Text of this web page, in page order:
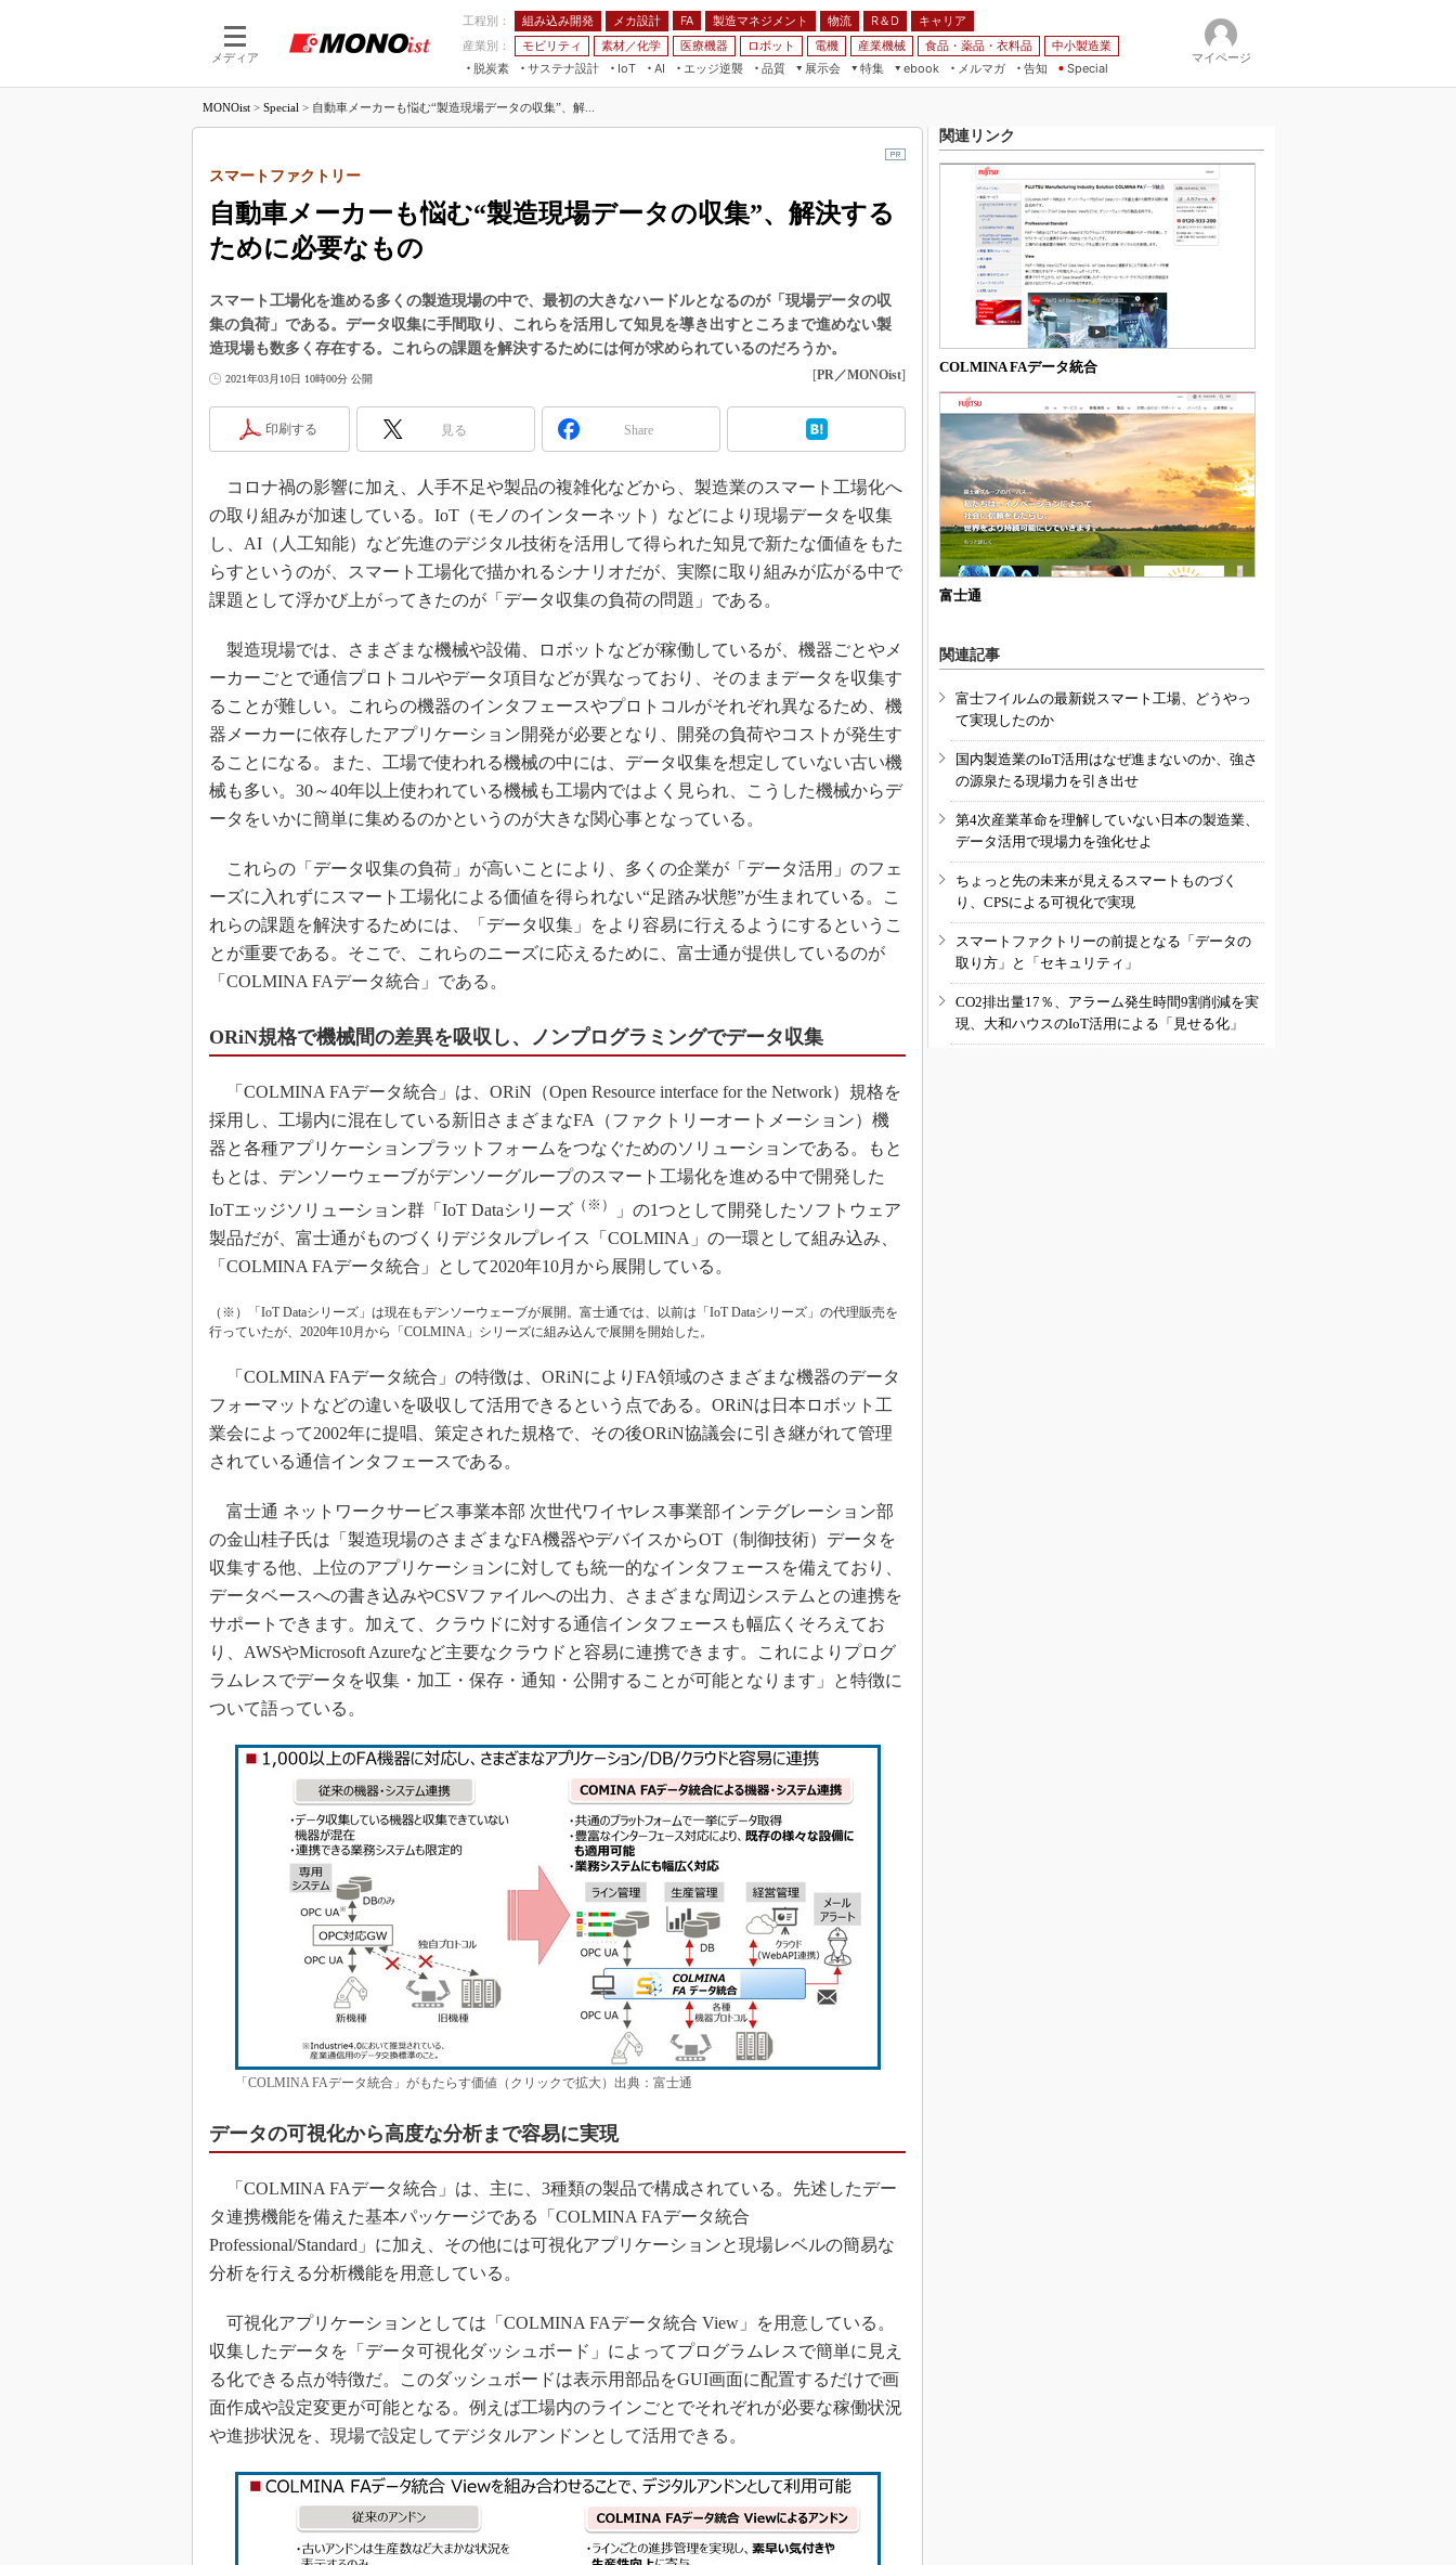
メディア
工程別： 組み込み開発 メカ設計 FA 製造マネジメント 物流 R＆D
キャリア
産業別：
モビリティ 素材／化学 医療機器 ロボット 電機 産業機械 食品・薬品・衣料品
中小製造業
脱炭素
サステナ設計
IoT
つながる工場
AI
AI×設備保全
エッジ逆襲 品質
展示会
JIMTOF
IIFES
TECHNO-FRONTIER
人テク展
EdgeTech+
産業オープンネット展
特集
つながるクルマ
フィールドサービス
組み込み画像技術
組み込みモデリング
Windows Embedded
ISO26262
3Dプリンタ
デジタルツインとCAE
インダストリー4.0
製造業ビッグデータ
植物工場
知財マネジメント
海外生産
グローバル設計・開発
制御セキュリティ
新型コロナへの対応
ebook
メカ設計
モビリティ
メルマガ
告知 Special
マイページ
MONOist > Special > 自動車メーカーも悩む“製造現場データの収集”、解...
自動車メーカーも悩む“製造現場データの収集”、解決する
ために必要なもの
スマートファクトリー
スマート工場化を進める多くの製造現場の中で、最初の大きなハードルとなるのが「現場データの収
集の負荷」である。データ収集に手間取り、これらを活用して知見を導き出すところまで進めない製
造現場も数多く存在する。これらの課題を解決するためには何が求められているのだろうか。
2021年03月10日 10時00分 公開 [PR／MONOist]
印刷する 見る Share
コロナ禍の影響に加え、人手不足や製品の複雑化などから、製造業のスマート工場化へ
の取り組みが加速している。IoT（モノのインターネット）などにより現場データを収集
し、AI（人工知能）など先進のデジタル技術を活用して得られた知見で新たな価値をもた
らすというのが、スマート工場化で描かれるシナリオだが、実際に取り組みが広がる中で
課題として浮かび上がってきたのが「データ収集の負荷の問題」である。
製造現場では、さまざまな機械や設備、ロボットなどが稼働しているが、機器ごとやメ
ーカーごとで通信プロトコルやデータ項目などが異なっており、そのままデータを収集す
ることが難しい。これらの機器のインタフェースやプロトコルがそれぞれ異なるため、機
器メーカーに依存したアプリケーション開発が必要となり、開発の負荷やコストが発生す
ることになる。また、工場で使われる機械の中には、データ収集を想定していない古い機
械も多い。30～40年以上使われている機械も工場内ではよく見られ、こうした機械からデ
ータをいかに簡単に集めるのかというのが大きな関心事となっている。
これらの「データ収集の負荷」が高いことにより、多くの企業が「データ活用」のフェ
ーズに入れずにスマート工場化による価値を得られない“足踏み状態”が生まれている。こ
れらの課題を解決するためには、「データ収集」をより容易に行えるようにするというこ
とが重要である。そこで、これらのニーズに応えるために、富士通が提供しているのが
「COLMINA FAデータ統合」である。
ORiN規格で機械間の差異を吸収し、ノンプログラミングでデータ収集
「COLMINA FAデータ統合」は、ORiN（Open Resource interface for the Network）規格を
採用し、工場内に混在している新旧さまざまなFA（ファクトリーオートメーション）機
器と各種アプリケーションプラットフォームをつなぐためのソリューションである。もと
もとは、デンソーウェーブがデンソーグループのスマート工場化を進める中で開発した
IoTエッジソリューション群「IoT Dataシリーズ （※）
」の1つとして開発したソフトウェア
製品だが、富士通がものづくりデジタルプレイス「COLMINA」の一環として組み込み、
「COLMINA FAデータ統合」として2020年10月から展開している。
（※）「IoT Dataシリーズ」は現在もデンソーウェーブが展開。富士通では、以前は「IoT Dataシリーズ」の代理販売を
行っていたが、2020年10月から「COLMINA」シリーズに組み込んで展開を開始した。
「COLMINA FAデータ統合」の特徴は、ORiNによりFA領域のさまざまな機器のデータ
フォーマットなどの違いを吸収して活用できるという点である。ORiNは日本ロボット工
業会によって2002年に提唱、策定された規格で、その後ORiN協議会に引き継がれて管理
されている通信インタフェースである。
富士通 ネットワークサービス事業本部 次世代ワイヤレス事業部インテグレーション部
の金山桂子氏は「製造現場のさまざまなFA機器やデバイスからOT（制御技術）データを
収集する他、上位のアプリケーションに対しても統一的なインタフェースを備えており、
データベースへの書き込みやCSVファイルへの出力、さまざまな周辺システムとの連携を
サポートできます。加えて、クラウドに対する通信インタフェースも幅広くそろえてお
り、AWSやMicrosoft Azureなど主要なクラウドと容易に連携できます。これによりプログ
ラムレスでデータを収集・加工・保存・通知・公開することが可能となります」と特徴に
ついて語っている。
「COLMINA FAデータ統合」がもたらす価値（クリックで拡大）出典：富士通
データの可視化から高度な分析まで容易に実現
「COLMINA FAデータ統合」は、主に、3種類の製品で構成されている。先述したデー
タ連携機能を備えた基本パッケージである「COLMINA FAデータ統合
Professional/Standard」に加え、その他には可視化アプリケーションと現場レベルの簡易な
分析を行える分析機能を用意している。
可視化アプリケーションとしては「COLMINA FAデータ統合 View」を用意している。
収集したデータを「データ可視化ダッシュボード」によってプログラムレスで簡単に見え
る化できる点が特徴だ。このダッシュボードは表示用部品をGUI画面に配置するだけで画
面作成や設定変更が可能となる。例えば工場内のラインごとでそれぞれが必要な稼働状況
や進捗状況を、現場で設定してデジタルアンドンとして活用できる。
関連リンク
COLMINA FAデータ統合
富士通
関連記事
富士フイルムの最新鋭スマート工場、どうやっ
て実現したのか
国内製造業のIoT活用はなぜ進まないのか、強さ
の源泉たる現場力を引き出せ
第4次産業革命を理解していない日本の製造業、
データ活用で現場力を強化せよ
ちょっと先の未来が見えるスマートものづく
り、CPSによる可視化で実現
スマートファクトリーの前提となる「データの
取り方」と「セキュリティ」
CO2排出量17％、アラーム発生時間9割削減を実
現、大和ハウスのIoT活用による「見せる化」